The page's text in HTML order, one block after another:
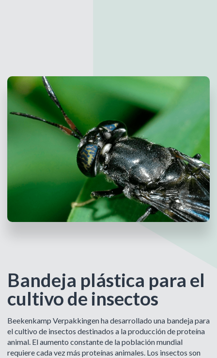
estudiar los requisitos y las alternativas que tenemos.
Bandeja plástica para el
cultivo de insectos
Beekenkamp Verpakkingen ha desarrollado una bandeja para
el cultivo de insectos destinados a la producción de proteína
animal. El aumento constante de la población mundial
requiere cada vez más proteínas animales. Los insectos son